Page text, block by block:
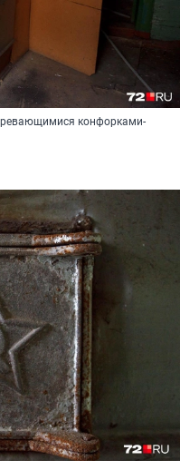
конфорками-